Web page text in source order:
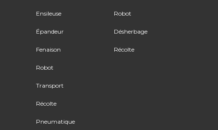
Ensileuse
Épandeur
Fenaison
Robot
Transport
Récolte
Pneumatique
Robot
Désherbage
Récolte